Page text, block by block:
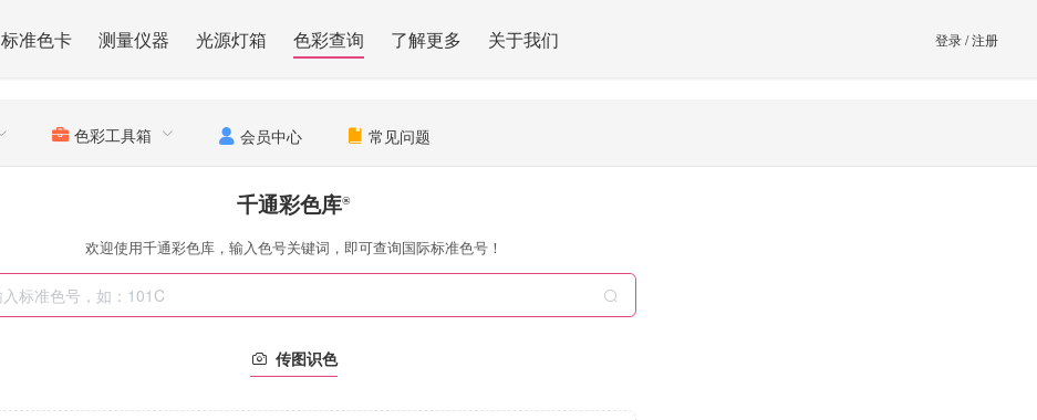
标准色卡 测量仪器 光源灯箱 色彩查询 了解更多 关于我们 登录/注册
色彩工具箱 会员中心 常见问题
千通彩色库®
欢迎使用千通彩色库，输入色号关键词，即可查询国际标准色号！
传图识色